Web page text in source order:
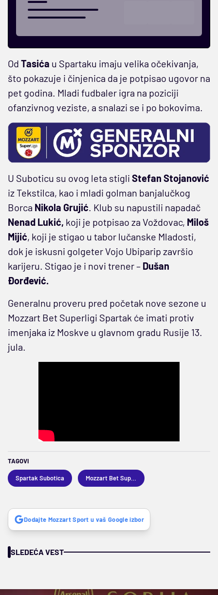
Od Tasića u Spartaku imaju velika očekivanja,
što pokazuje i činjenica da je potpisao ugovor na
pet godina. Mladi fudbaler igra na poziciji
ofanzivnog veziste, a snalazi se i po bokovima.
U Suboticu su ovog leta stigli Stefan Stojanović
iz Tekstilca, kao i mladi golman banjalučkog
Borca Nikola Grujić. Klub su napustili napadač
Nenad Lukić, koji je potpisao za Voždovac, Miloš
Mijić, koji je stigao u tabor lučanske Mladosti,
dok je iskusni golgeter Vojo Ubiparip završio
karijeru. Stigao je i novi trener – Dušan
Đorđević.
Generalnu proveru pred početak nove sezone u
Mozzart Bet Superligi Spartak će imati protiv
imenjaka iz Moskve u glavnom gradu Rusije 13.
jula.
TAGOVI
Spartak Subotica
Dodajte Mozzart Sport u vaš Google izbor
SLEDEĆA VEST